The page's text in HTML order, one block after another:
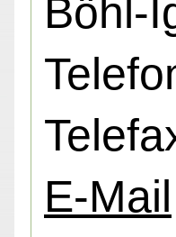
Böhl-
E-Mail